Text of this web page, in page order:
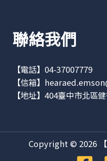
聯絡我們
【電話】04-37007779
【信箱】
【地址】 404臺中市北區
Copyright © 2026